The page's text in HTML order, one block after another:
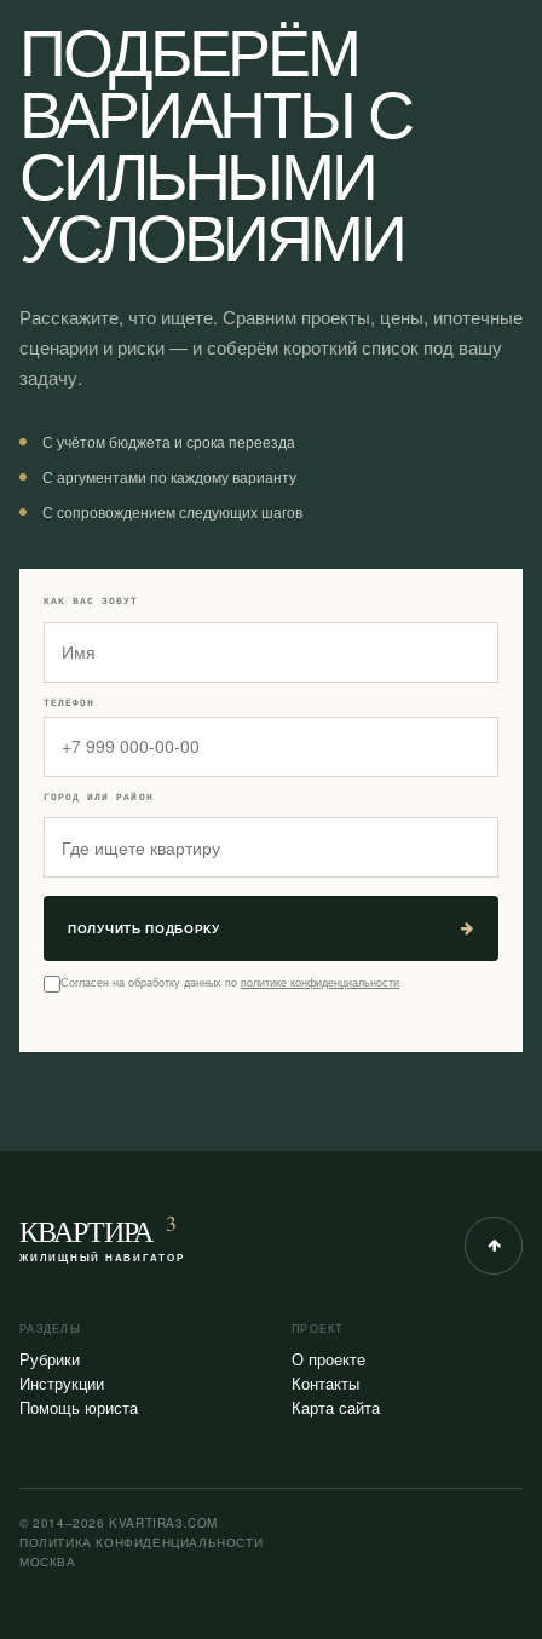
N
ПОДБЕРЁМ
ВАРИАНТЫ С
СИЛЬНЫМИ
УСЛОВИЯМИ
Расскажите, что ищете. Сравним проекты, цены, ипотечные
сценарии и риски — и соберём короткий список под вашу
задачу.
С учётом бюджета и срока переезда
С аргументами по каждому варианту
С сопровождением следующих шагов
КАК ВАС ЗОВУТ
ТЕЛЕФОН
ГОРОД ИЛИ РАЙОН
ПОЛУЧИТЬ ПОДБОРКУ
Согласен на обработку данных по политике конфиденциальности
КВАРТИРА 3
ЖИЛИЩНЫЙ НАВИГАТОР
РАЗДЕЛЫ
Рубрики
Инструкции
Помощь юриста
ПРОЕКТ
О проекте
Контакты
Карта сайта
© 2014–2026 KVARTIRA3.COM
ПОЛИТИКА КОНФИДЕНЦИАЛЬНОСТИ
МОСКВА